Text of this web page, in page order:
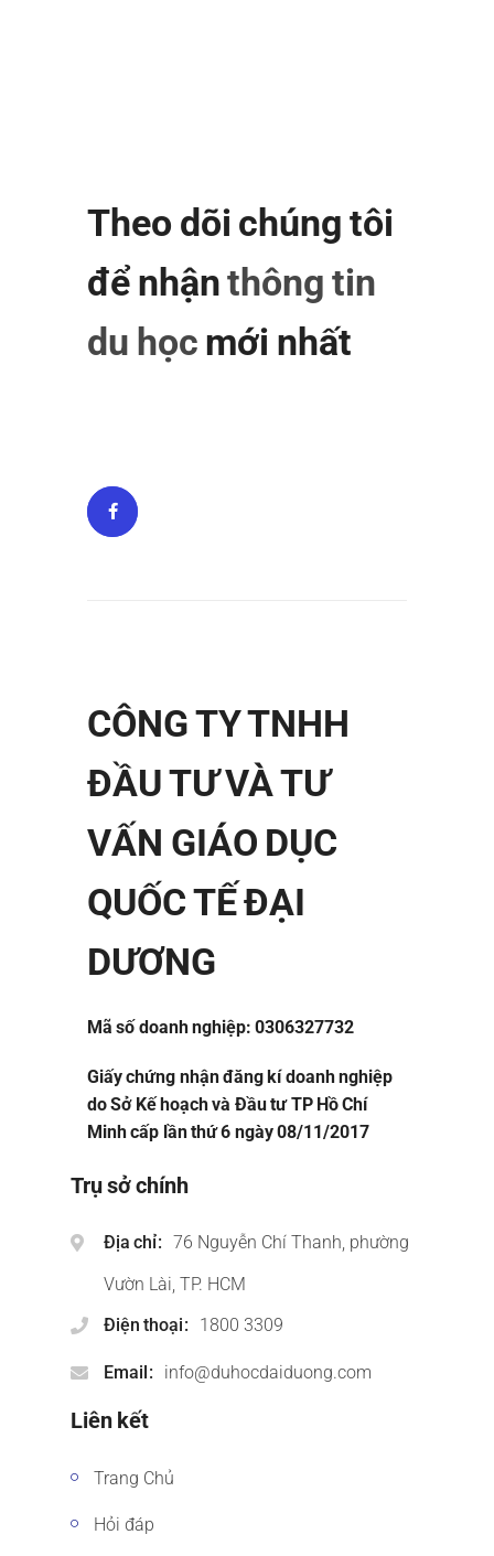
Theo dõi chúng tôi
để nhậnthông tin
du học mới nhất
CÔNG TY TNHH
ĐẦU TƯ VÀ TƯ
VẤN GIÁO DỤC
QUỐC TẾ ĐẠI
DƯƠNG
Mã số doanh nghiệp: 0306327732
Giấy chứng nhận đăng kí doanh nghiệp
do Sở Kế hoạch và Đầu tư TP Hồ Chí
Minh cấp lần thứ 6 ngày 08/11/2017
Trụ sở chính
Địa chỉ
76 Nguyễn Chí Thanh, phường
Vườn Lài, TP. HCM
Điện thoại
1800 3309
Email info@duhocdaiduong.com
Liên kết
Trang Chủ
Hỏi đáp